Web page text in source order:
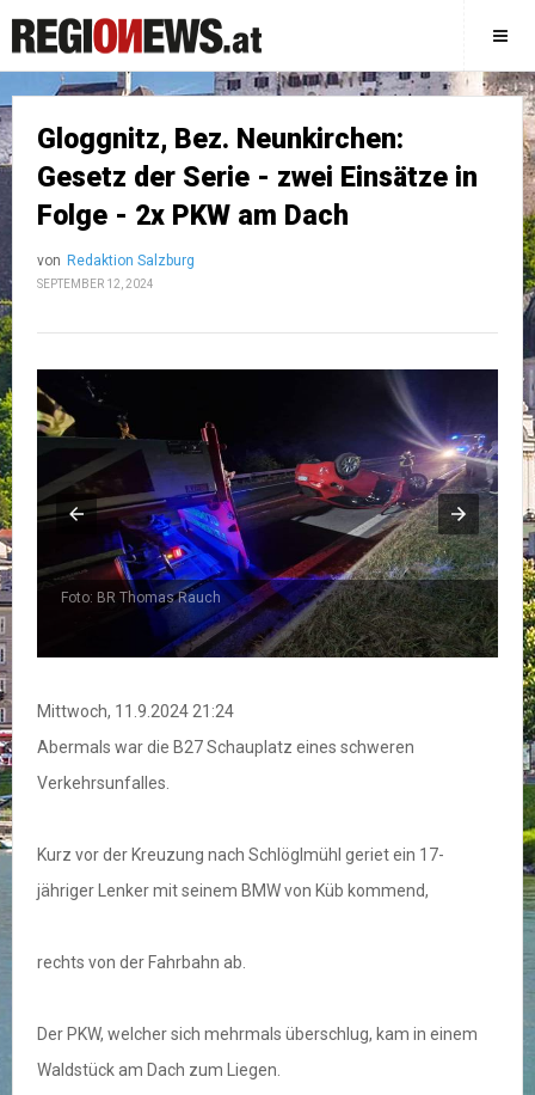
Gloggnitz, Bez. Neunkirchen:
Gesetz der Serie - zwei Einsätze in
Folge - 2x PKW am Dach
von Redaktion Salzburg
SEPTEMBER 12, 2024
Foto: BR Thomas Rauch
Mittwoch, 11.9.2024 21:24
Abermals war die B27 Schauplatz eines schweren
Verkehrsunfalles.
Kurz vor der Kreuzung nach Schlöglmühl geriet ein 17-
jähriger Lenker mit seinem BMW von Küb kommend,
rechts von der Fahrbahn ab.
Der PKW, welcher sich mehrmals überschlug, kam in einem
Waldstück am Dach zum Liegen.